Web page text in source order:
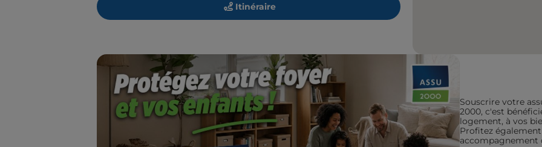
Itinéraire
Souscrire votre
2000, c'est
logement, à vos
Profitez
accompagnement